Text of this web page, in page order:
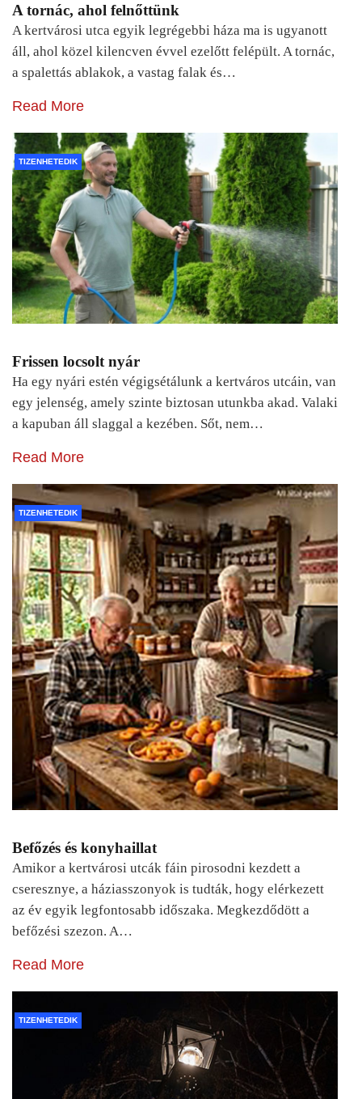
A tornác, ahol felnőttünk
A kertvárosi utca egyik legrégebbi háza ma is ugyanott
áll, ahol közel kilencven évvel ezelőtt felépült. A tornác,
a spalettás ablakok, a vastag falak és…
Read More
TIZENHETEDIK
Frissen locsolt nyár
Ha egy nyári estén végigsétálunk a kertváros utcáin, van
egy jelenség, amely szinte biztosan utunkba akad. Valaki
a kapuban áll slaggal a kezében. Sőt, nem…
Read More
TIZENHETEDIK
Befőzés és konyhaillat
Amikor a kertvárosi utcák fáin pirosodni kezdett a
cseresznye, a háziasszonyok is tudták, hogy elérkezett
az év egyik legfontosabb időszaka. Megkezdődött a
befőzési szezon. A…
Read More
TIZENHETEDIK